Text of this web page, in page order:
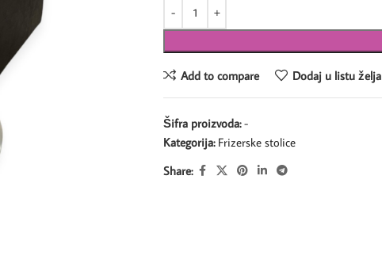
Add to compare Dodaj u listu želja
Šifra proizvoda:-
Kategorija: Frizerske stolice
Share: